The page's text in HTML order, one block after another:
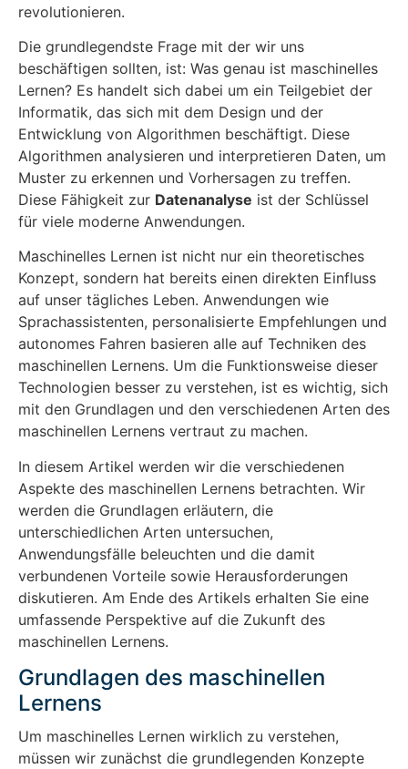
revolutionieren.
Die grundlegendste Frage mit der wir uns
beschäftigen sollten, ist: Was genau ist maschinelles
Lernen? Es handelt sich dabei um ein Teilgebiet der
Informatik, das sich mit dem Design und der
Entwicklung von Algorithmen beschäftigt. Diese
Algorithmen analysieren und interpretieren Daten, um
Muster zu erkennen und Vorhersagen zu treffen.
Diese Fähigkeit zur Datenanalyse ist der Schlüssel
für viele moderne Anwendungen.
Maschinelles Lernen ist nicht nur ein theoretisches
Konzept, sondern hat bereits einen direkten Einfluss
auf unser tägliches Leben. Anwendungen wie
Sprachassistenten, personalisierte Empfehlungen und
autonomes Fahren basieren alle auf Techniken des
maschinellen Lernens. Um die Funktionsweise dieser
Technologien besser zu verstehen, ist es wichtig, sich
mit den Grundlagen und den verschiedenen Arten des
maschinellen Lernens vertraut zu machen.
In diesem Artikel werden wir die verschiedenen
Aspekte des maschinellen Lernens betrachten. Wir
werden die Grundlagen erläutern, die
unterschiedlichen Arten untersuchen,
Anwendungsfälle beleuchten und die damit
verbundenen Vorteile sowie Herausforderungen
diskutieren. Am Ende des Artikels erhalten Sie eine
umfassende Perspektive auf die Zukunft des
maschinellen Lernens.
Grundlagen des maschinellen
Lernens
Um maschinelles Lernen wirklich zu verstehen,
müssen wir zunächst die grundlegenden Konzepte